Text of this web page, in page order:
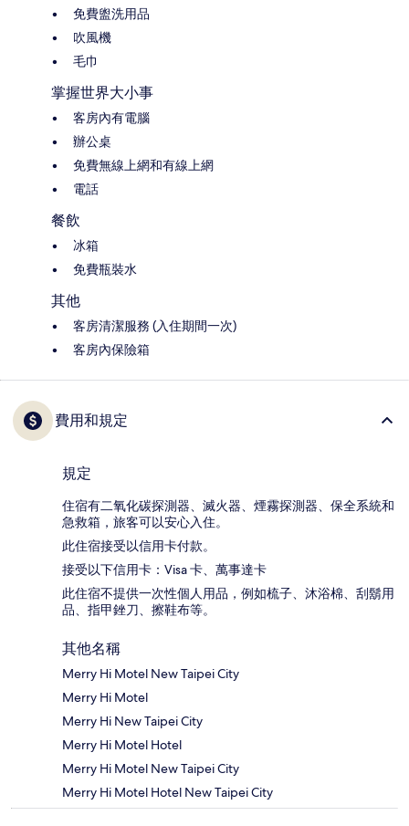
免費盥洗用品
吹風機
毛巾
掌握世界大小事
客房內有電腦
辦公桌
免費無線上網和有線上網
電話
餐飲
冰箱
免費瓶裝水
其他
客房清潔服務 (入住期間一次)
客房內保險箱
費用和規定
規定
住宿有二氧化碳探測器、滅火器、煙霧探測器、保全系統和
急救箱，旅客可以安心入住。
此住宿接受以信用卡付款。
接受以下信用卡：Visa 卡、萬事達卡
此住宿不提供一次性個人用品，例如梳子、沐浴棉、刮鬍用
品、指甲銼刀、擦鞋布等。
其他名稱
Merry Hi Motel New Taipei City
Merry Hi Motel
Merry Hi New Taipei City
Merry Hi Motel Hotel
Merry Hi Motel New Taipei City
Merry Hi Motel Hotel New Taipei City